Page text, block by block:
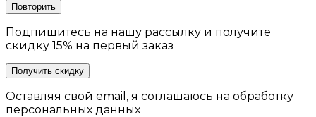
Повторить
Подпишитесь на нашу рассылку и получите
скидку 15% на первый заказ
Получить скидку
Оставляя свой email, я соглашаюсь на обработку
персональных данных